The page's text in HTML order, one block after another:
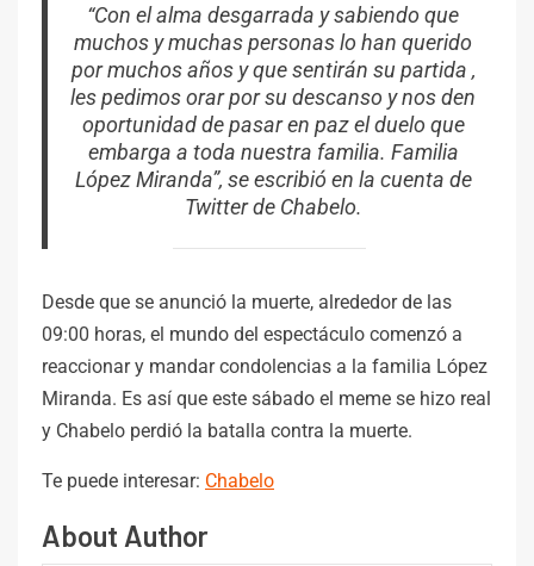
“Con el alma desgarrada y sabiendo que
muchos y muchas personas lo han querido
por muchos años y que sentirán su partida ,
les pedimos orar por su descanso y nos den
oportunidad de pasar en paz el duelo que
embarga a toda nuestra familia. Familia
López Miranda”, se escribió en la cuenta de
Twitter de Chabelo.
Desde que se anunció la muerte, alrededor de las
09:00 horas, el mundo del espectáculo comenzó a
reaccionar y mandar condolencias a la familia López
Miranda. Es así que este sábado el meme se hizo real
y Chabelo perdió la batalla contra la muerte.
Te puede interesar: Chabelo
About Author